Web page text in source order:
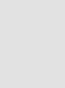
48H